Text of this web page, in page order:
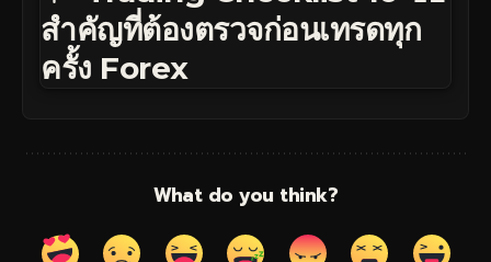
สำคัญที่ต้องตรวจก่อนเทรดทุก
ครั้ง Forex
What do you think?